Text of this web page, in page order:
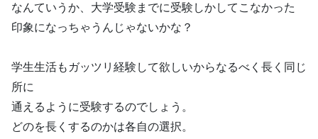
なんていうか、大学受験までに受験しかしてこなかった
印象になっちゃうんじゃないかな？
学生生活もガッツリ経験して欲しいからなるべく長く同じ
所に
通えるように受験するのでしょう。
どのを長くするのかは各自の選択。